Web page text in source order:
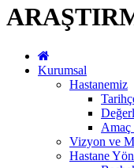
Kurumsal
Hastanemiz
Amaç
Vizyon ve
Hastane